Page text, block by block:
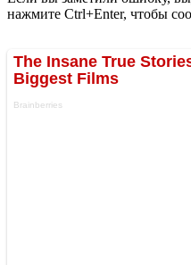
нажмите Ctrl+Enter, чтобы